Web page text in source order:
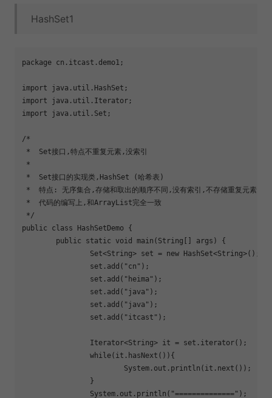
HashSet1
package cn.itcast.demo1;
import java.util.HashSet;
import java.util.Iterator;
import java.util.Set;
/*
*  Set接口,特点不重复元素,没索引
*
*  Set接口的实现类,HashSet (哈希表)
*  特点: 无序集合,存储和取出的顺序不同,没有索引,不存储重复元素
*  代码的编写上,和ArrayList完全一致
*/
public class HashSetDemo {
		Set<String>
set = new HashSet<String>();
		set.add(
"cn" );
		set.add(
"heima" );
		set.add(
"java" );
		set.add(
"java" );
		set.add(
"itcast" );
while(it.hasNext()){
		System.out.println(
"==============" );